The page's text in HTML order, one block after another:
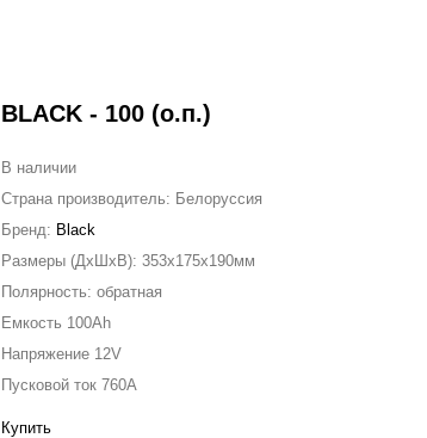
BLACK - 100 (о.п.)
В наличии
Страна производитель: Белоруссия
Бренд: Black
Размеры (ДxШxВ): 353x175x190мм
Полярность: обратная
Емкость 100Ah
Напряжение 12V
Пусковой ток 760A
Купить